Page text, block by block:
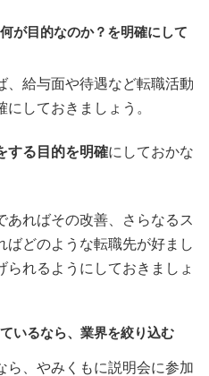
が目的なのか？を明確にして
、給与面や待遇など転職活動
しておきましょう。
する目的を明確にしておかな
あればその改善、さらなるス
ばどのような転職先が好まし
れるようにしておきましょ
いるなら、業界を絞り込む
ら、やみくもに説明会に参加